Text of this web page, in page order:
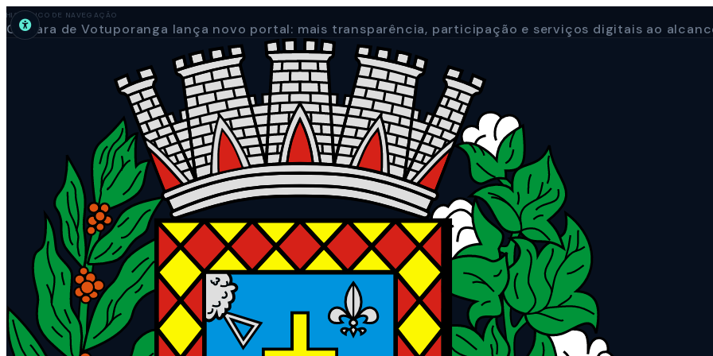
HISTÓRICO DE NAVEGAÇÃO
Câmara de Votuporanga lança novo portal: mais transparência, participação e serviços digitais ao